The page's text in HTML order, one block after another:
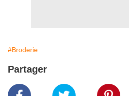
#Broderie
Partager